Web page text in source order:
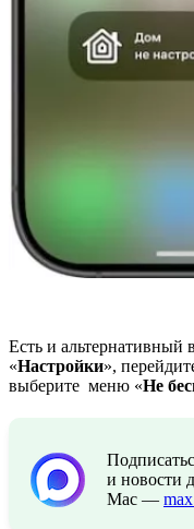
Есть и альтернативный
«Настройки»,
выберите меню «Не
и новости
Mac —